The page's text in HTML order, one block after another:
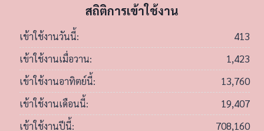
สถิติการเข้าใช้งาน
เข้าใช้งานวันนี้: 413
เข้าใช้งานเมื่อวาน: 1,423
เข้าใช้งานอาทิตย์นี้: 13,760
เข้าใช้งานเดือนนี้: 19,407
เข้าใช้งานปีนี้: 708,160